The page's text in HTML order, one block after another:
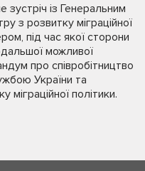
із Генеральним
з розвитку міграційної
під час якої сторони
можливої
про співробітництво
України та
політики.